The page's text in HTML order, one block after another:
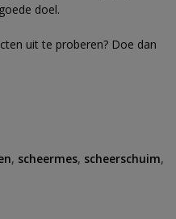
doel.
uit te proberen? Doe dan
, scheermes, scheerschuim,